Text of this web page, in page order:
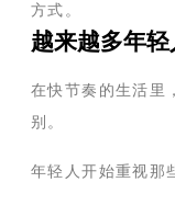
方式。
越来越多年
在快节奏的生活里
别。
年轻人开始重视那